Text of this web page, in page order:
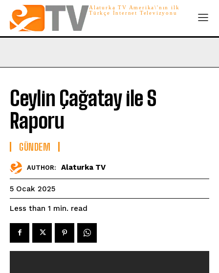
Alaturka TV Amerika\'nın ilk
Türkçe İnternet Televizyonu
Ceylin Çağatay ile S
Raporu
GÜNDEM
AUTHOR: Alaturka TV
5 Ocak 2025
Less than 1 min. read